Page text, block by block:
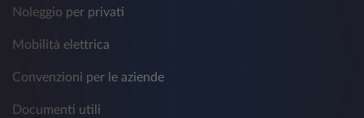
Noleggio per privati
Mobilità elettrica
Convenzioni per le aziende
Documenti utili